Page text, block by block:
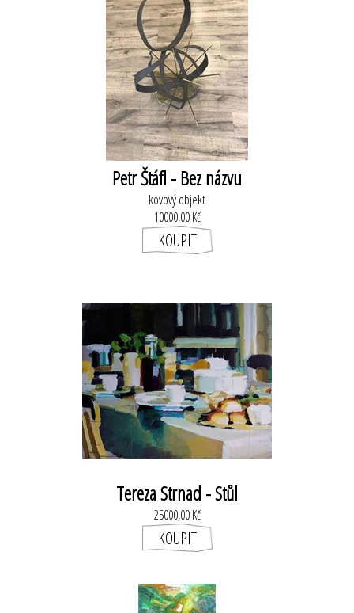
Petr Štáfl - Bez názvu
kovový objekt
10000,00 Kč
Tereza Strnad - Stůl
25000,00 Kč